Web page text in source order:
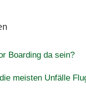
Boarding da sein?
meisten Unfälle